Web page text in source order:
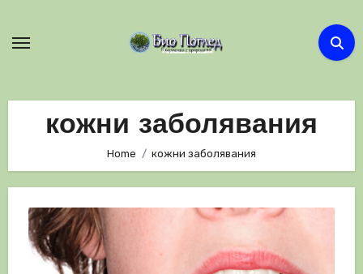
кожни заболявания
Home кожни заболявания